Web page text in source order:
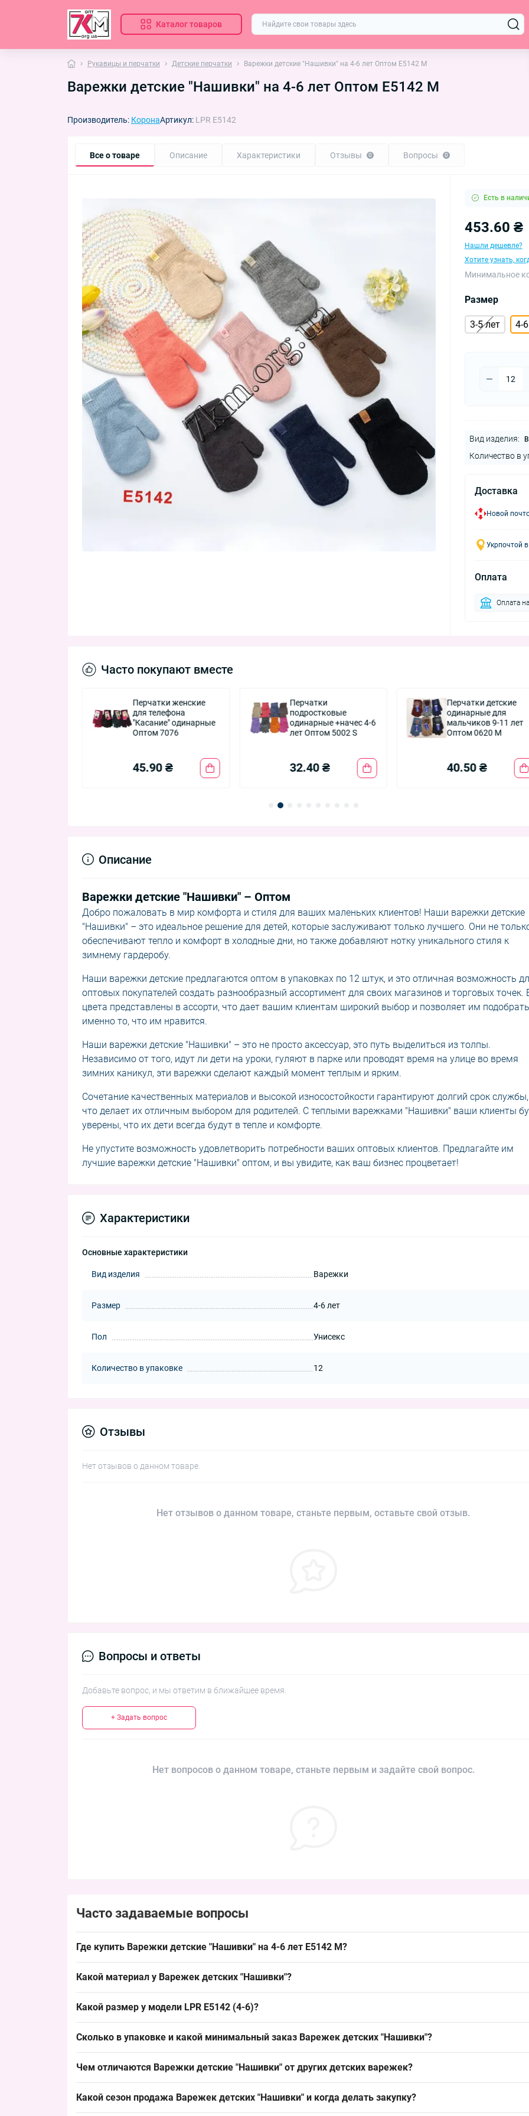
Каталог товаров
Рукавицы и перчатки Детские перчатки Варежки детские "Нашивки" на 4-6 лет Оптом E5142 M
Варежки детские "Нашивки" на 4-6 лет Оптом E5142 M
Производитель: КоронаАртикул: LPR E5142
Все о товаре Описание Характеристики Отзывы 0 Вопросы 0
Есть в
453.60 ₴
Нашли дешевле?
Хотите узнать,
Минимальное
Размер
3-5 лет 4-
Вид изделия:
Количество в
Доставка
Новой
Укрпочтой
Оплата
Оплата
Часто покупают вместе
Перчатки женские
для телефона
"Касание" одинарные
Оптом 7076
45.90 ₴
Перчатки
подростковые
одинарные +начес 4-6
лет Оптом 5002 S
32.40 ₴
Перчатки детские
одинарные для
мальчиков 9-11 лет
Оптом 0620 M
40.50 ₴
Описание
Варежки детские "Нашивки" – Оптом
Добро пожаловать в мир комфорта и стиля для ваших маленьких клиентов! Наши варежки детские
"Нашивки" – это идеальное решение для детей, которые заслуживают только лучшего. Они не
обеспечивают тепло и комфорт в холодные дни, но также добавляют нотку уникального стиля к
зимнему гардеробу.
Наши варежки детские предлагаются оптом в упаковках по 12 штук, и это отличная возможность
оптовых покупателей создать разнообразный ассортимент для своих магазинов и торговых точек.
цвета представлены в ассорти, что дает вашим клиентам широкий выбор и позволяет им подобрать
именно то, что им нравится.
Наши варежки детские "Нашивки" – это не просто аксессуар, это путь выделиться из толпы.
Независимо от того, идут ли дети на уроки, гуляют в парке или проводят время на улице во время
зимних каникул, эти варежки сделают каждый момент теплым и ярким.
Сочетание качественных материалов и высокой износостойкости гарантируют долгий срок службы,
что делает их отличным выбором для родителей. С теплыми варежками "Нашивки" ваши клиенты
уверены, что их дети всегда будут в тепле и комфорте.
Не упустите возможность удовлетворить потребности ваших оптовых клиентов. Предлагайте им
лучшие варежки детские "Нашивки" оптом, и вы увидите, как ваш бизнес процветает!
Характеристики
Основные характеристики
Вид изделия Варежки
Размер 4-6 лет
Пол Унисекс
Количество в упаковке 12
Отзывы
Нет отзывов о данном товаре.
Нет отзывов о данном товаре, станьте первым, оставьте свой отзыв.
Вопросы и ответы
Добавьте вопрос, и мы ответим в ближайшее время.
+ Задать вопрос
Нет вопросов о данном товаре, станьте первым и задайте свой вопрос.
Часто задаваемые вопросы
Где купить Варежки детские "Нашивки" на 4-6 лет E5142 M?
пополнить ассортимент торговых точек перед зимним сезоном.
Какой материал у Варежек детских "Нашивки"?
который обеспечивает стабильный спрос и удобство при оптовых закупках.
Какой размер у модели LPR E5142 (4-6)?
выкладки в торговых точках.
Сколько в упаковке и какой минимальный заказ Варежек детских "Нашивки"?
ассортимента к сезону.
Чем отличаются Варежки детские "Нашивки" от других детских варежек?
альтернативой являются модели с флисом или экошкурой для иного ценового позиционирования, а эта модель
Какой сезон продажа Варежек детских "Нашивки" и когда делать закупку?